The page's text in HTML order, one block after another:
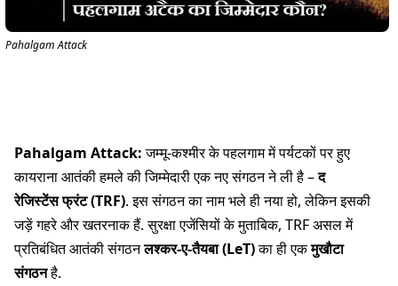
Pahalgam Attack
Pahalgam Attack: जम्मू-कश्मीर के पहलगाम में पर्यटकों पर हुए
कायराना आतंकी हमले की जिम्मेदारी एक नए संगठन ने ली है –द
रेजिस्टेंस फ्रंट (TRF). इस संगठन का नाम भले ही नया हो, लेकिन इसकी
जड़ें गहरे और खतरनाक हैं. सुरक्षा एजेंसियों के मुताबिक, TRF असल में
प्रतिबंधित आतंकी संगठनलश्कर-ए-तैयबा (LeT)का ही एकमुखौटा
संगठनहै.